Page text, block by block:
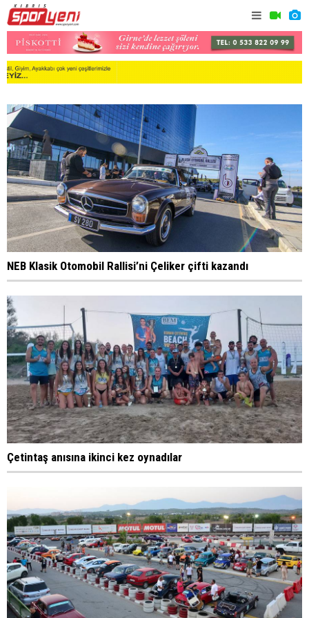
NEB Klasik Otomobil Rallisi’ni Çeliker çifti kazandı
Çetintaş anısına ikinci kez oynadılar